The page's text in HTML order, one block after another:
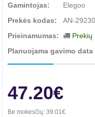
Gamintojas:
Elegoo
Prekės kodas:
AN-29230
Prieinamumas:
Prekių
Planuojama gavimo
47.20€
Be mokesčių: 39.01€